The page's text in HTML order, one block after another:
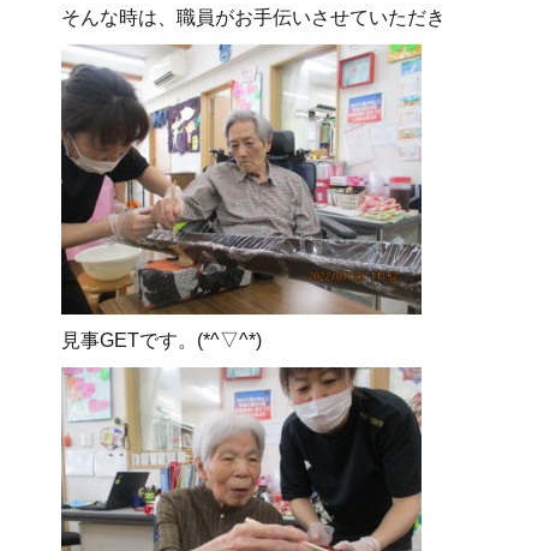
そんな時は、職員がお手伝いさせていただき
見事GETです。(*^▽^*)